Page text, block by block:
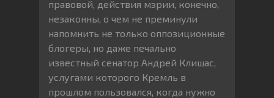
правовой, действия мэрии, конечно,
незаконны, о чем не преминули
напомнить не только оппозиционные
блогеры, но даже печально
известный сенатор Андрей Клишас,
услугами которого Кремль в
прошлом пользовался, когда нужно